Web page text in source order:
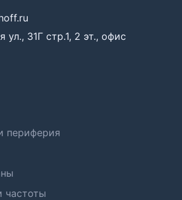
31Г стр.1, 2 эт., офис
периферия
частоты